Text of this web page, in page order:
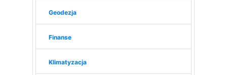
Geodezja
Finanse
Klimatyzacja